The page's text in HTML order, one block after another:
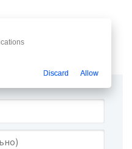
Discard Allow